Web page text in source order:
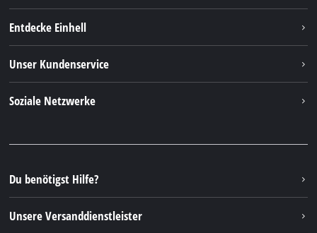
Entdecke Einhell
Einhell Germany AG
Unser Kundenservice
Soziale Netzwerke
Instagram
TikTok
Pinterest
Du benötigst Hilfe?
Unsere Versanddienstleister